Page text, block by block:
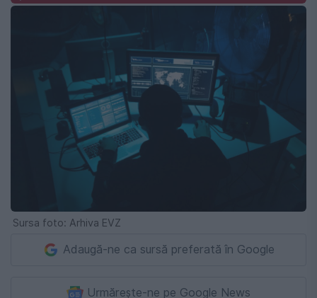
Sursa foto: Arhiva EVZ
Adaugă-ne ca sursă preferată în Google
Urmărește-ne pe Google News